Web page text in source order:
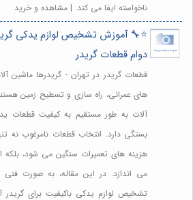
ناخواسته ایفا می کند. | مشاهده و خرید
⭐️🔧 آموزش تشخیص لوازم یدکی
دوام قطعات گریدر
قطعات گریدر در تهران - گریدرها ماشین
های عمرانی، راه سازی و تسطیح زمین
آلات به طور مستقیم به کیفیت قطعات
بستگی دارد. انتخاب قطعات نامرغوب نه
هزینه های تعمیرات سنگین می شود، بلکه
می اندازد. در این مقاله، به صورت فنی
تشخیص لوازم یدکی باکیفیت برای گریدر